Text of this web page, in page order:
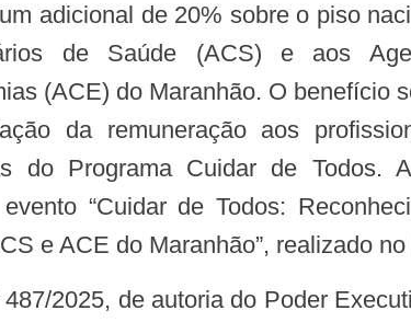
adicional de 20% sobre o piso
de Saúde (ACS) e aos
(ACE) do Maranhão. O benefício
da remuneração aos
do Programa Cuidar de Todos.
“Cuidar de Todos:
e ACE do Maranhão”, realizado